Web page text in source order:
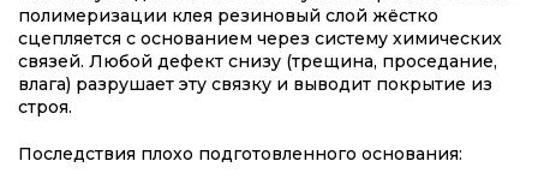
полимеризации клея резиновый слой жёстко
сцепляется с основанием через систему химических
связей. Любой дефект снизу (трещина, проседание,
влага) разрушает эту связку и выводит покрытие из
строя.
Последствия плохо подготовленного основания: